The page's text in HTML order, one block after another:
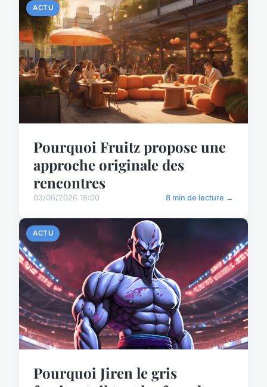
ACTU
Pourquoi Fruitz propose une
approche originale des
rencontres
03/06/2026 18:00 8 min de lecture →
ACTU
Pourquoi Jiren le gris